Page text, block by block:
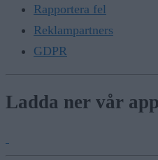
Rapportera fel
Reklampartners
GDPR
Ladda ner vår